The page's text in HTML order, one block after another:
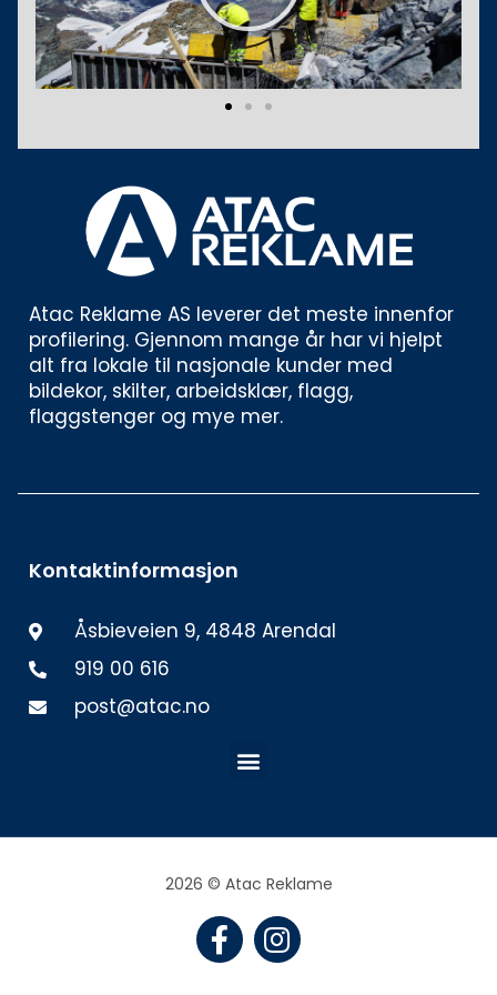
Atac Reklame AS leverer det meste innenfor
profilering. Gjennom mange år har vi hjelpt
alt fra lokale til nasjonale kunder med
bildekor, skilter, arbeidsklær, flagg,
flaggstenger og mye mer.
Kontaktinformasjon
Åsbieveien 9, 4848 Arendal
919 00 616
post@atac.no
Meny
2026 © Atac Reklame
F
a
I
n